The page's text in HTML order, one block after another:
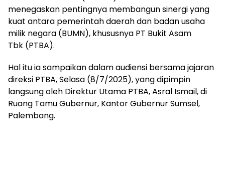
siber
lebih
eksklusif,
bergaya
trendi,
unsur
edukasi,
gaya
hidup,
hiburan,
menegaskan pentingnya membangun sinergi yang
kuat antara pemerintah daerah dan badan usaha
milik negara (BUMN), khususnya PT Bukit Asam
Tbk (PTBA).
Hal itu ia sampaikan dalam audiensi bersama jajaran
direksi PTBA, Selasa (8/7/2025), yang dipimpin
langsung oleh Direktur Utama PTBA, Asral Ismail, di
Ruang Tamu Gubernur, Kantor Gubernur Sumsel,
Palembang.